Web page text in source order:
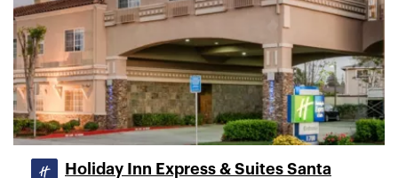
Holiday Inn Express & Suites Santa